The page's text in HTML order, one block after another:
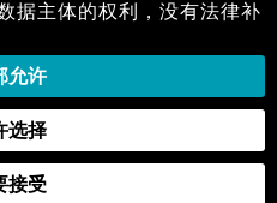
据主体的权利，没有法律补
述活动。您可以撤回您的同
可以在我们的隐私政策.中
允许
选择
接受